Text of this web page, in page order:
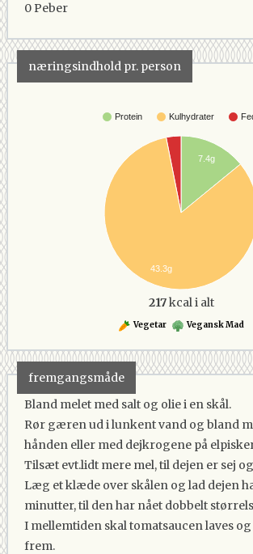
0Peber
næringsindhold pr. person
Protein Kulhydrater
7.4g
43.3g
217kcal i alt
Vegetar Vegansk Mad
fremgangsmåde
Bland melet med salt og olie i en skål.
Rør gæren ud i lunkent vand og bland
hånden eller med dejkrogene på
Tilsæt evt.lidt mere mel, til dejen er sej
Læg et klæde over skålen og lad dejen
minutter, til den har nået dobbelt
I mellemtiden skal tomatsaucen laves
frem.